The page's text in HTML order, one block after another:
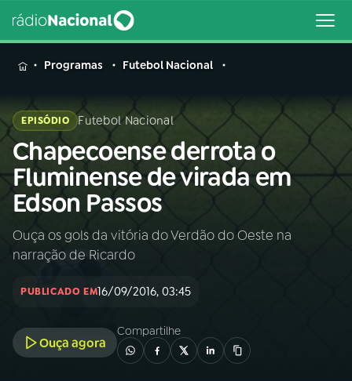
MENU
Buscar
na
Rádio
Nacional
Buscar
AO VIVO
INÍCIO
A RÁDIO
Programas Futebol Nacional
EPISÓDIO Futebol Nacional
Chapecoense derrota o
Fluminense de virada em
Edson Passos
Ouça os gols da vitória do Verdão do Oeste na
narração de Ricardo
PUBLICADO EM16/09/2016, 03:45
Ouça agora
Compartilhe